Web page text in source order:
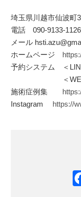
埼玉県川越市仙波町
電話 090-9133-1126
メール
ホームページ
予約システム ＜
＜WEB
施術症例集
Instagram https://